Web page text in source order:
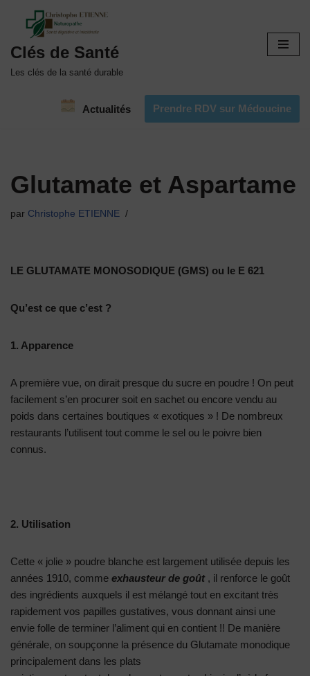
au
contenu
Clés de Santé
Les clés de la santé durable
Actualités Prendre RDV sur Médoucine
Glutamate et Aspartame
par Christophe ETIENNE
LE GLUTAMATE MONOSODIQUE (GMS) ou le E 621
Qu’est ce que c’est ?
1. Apparence
A première vue, on dirait presque du sucre en poudre ! On peut
facilement s’en procurer soit en sachet ou encore vendu au
poids dans certaines boutiques « exotiques » ! De nombreux
restaurants l’utilisent tout comme le sel ou le poivre bien
connus.
2. Utilisation
Cette « jolie » poudre blanche est largement utilisée depuis les
années 1910, comme exhausteur de goût, il renforce le goût
des ingrédients auxquels il est mélangé tout en excitant très
rapidement vos papilles gustatives, vous donnant ainsi une
envie folle de terminer l’aliment qui en contient !! De manière
générale, on soupçonne la présence du Glutamate monodique
principalement dans les plats